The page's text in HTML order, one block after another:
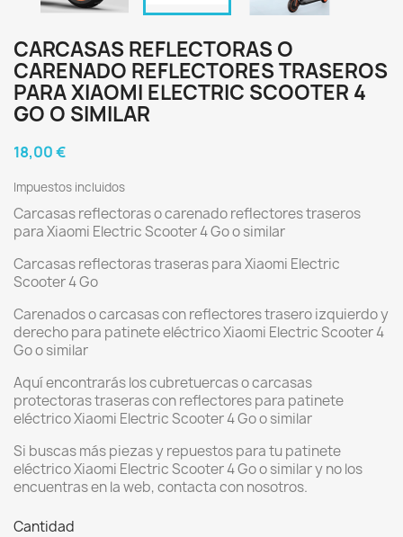
CARCASAS REFLECTORAS O
CARENADO REFLECTORES TRASEROS
PARA XIAOMI ELECTRIC SCOOTER 4
GO O SIMILAR
18,00 €
Impuestos incluidos
Carcasas reflectoras o carenado reflectores traseros
para Xiaomi Electric Scooter 4 Go o similar
Carcasas reflectoras traseras para Xiaomi Electric
Scooter 4 Go
Carenados o carcasas con reflectores trasero izquierdo y
derecho para patinete eléctrico Xiaomi Electric Scooter 4
Go o similar
Aquí encontrarás los cubretuercas o carcasas
protectoras traseras con reflectores para patinete
eléctrico Xiaomi Electric Scooter 4 Go o similar
Si buscas más piezas y repuestos para tu patinete
eléctrico Xiaomi Electric Scooter 4 Go o similar y no los
encuentras en la web, contacta con nosotros.
Cantidad